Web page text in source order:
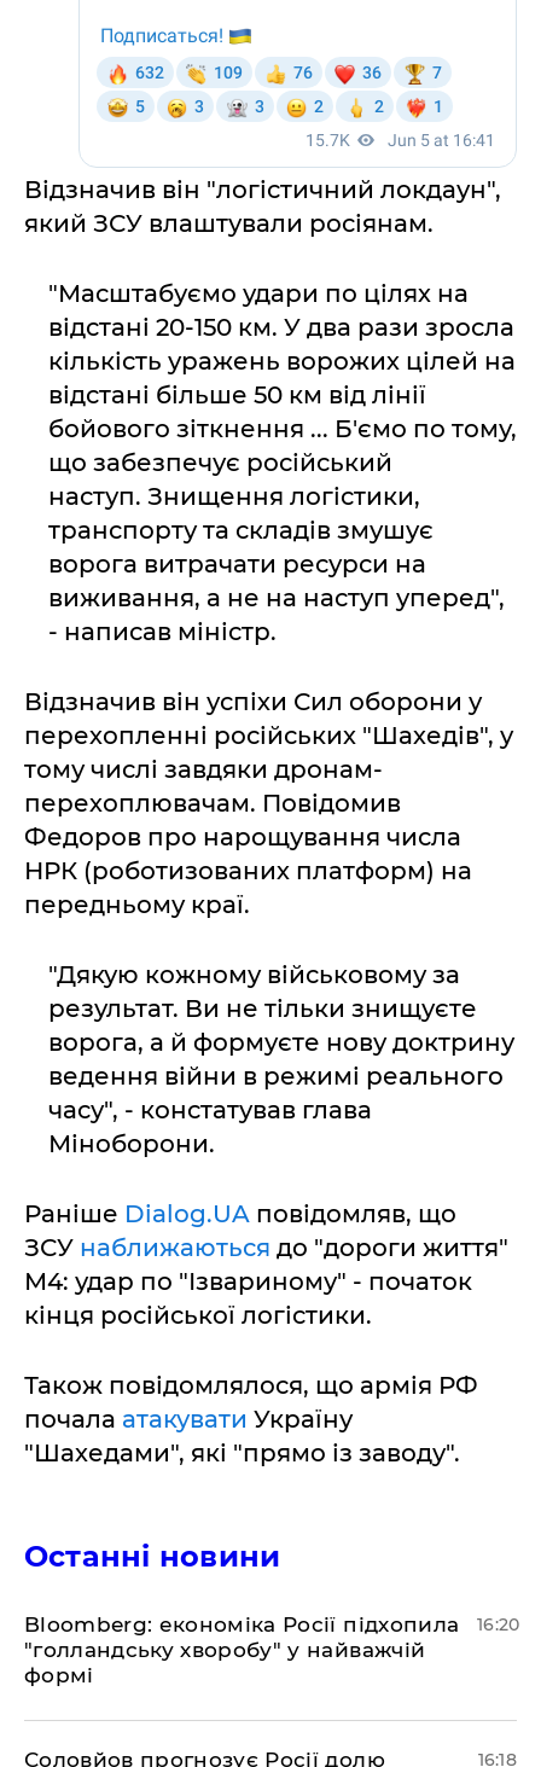
Відзначив він "логістичний локдаун",
який ЗСУ влаштували росіянам.
"Масштабуємо удари по цілях на
відстані 20-150 км. У два рази зросла
кількість уражень ворожих цілей на
відстані більше 50 км від лінії
бойового зіткнення ... Б'ємо по тому,
що забезпечує російський
наступ. Знищення логістики,
транспорту та складів змушує
ворога витрачати ресурси на
виживання, а не на наступ уперед",
- написав міністр.
Відзначив він успіхи Сил оборони у
перехопленні російських "Шахедів", у
тому числі завдяки дронам-
перехоплювачам. Повідомив
Федоров про нарощування числа
НРК (роботизованих платформ) на
передньому краї.
"Дякую кожному військовому за
результат. Ви не тільки знищуєте
ворога, а й формуєте нову доктрину
ведення війни в режимі реального
часу", - констатував глава
Міноборони.
Раніше Dialog.UA повідомляв, що
ЗСУ наближаються до "дороги життя"
М4: удар по "Ізвариному" - початок
кінця російської логістики.
Також повідомлялося, що армія РФ
почала атакувати Україну
"Шахедами", які "прямо із заводу".
Останні новини
Bloomberg: економіка Росії підхопила
"голландську хворобу" у найважчій
формі
16:20
Соловйов прогнозує Росії долю 16:18